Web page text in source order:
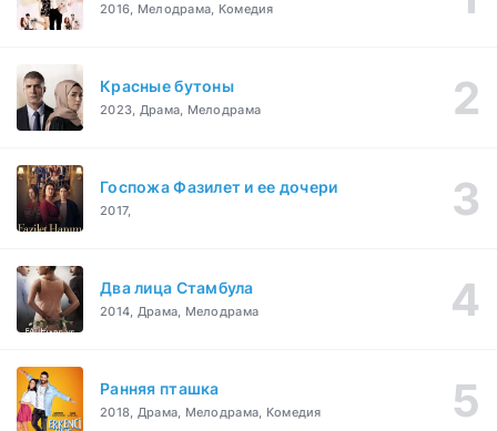
2016, Мелодрама, Комедия
Красные бутоны
2023, Драма, Мелодрама
Госпожа Фазилет и ее дочери
2017,
Два лица Стамбула
2014, Драма, Мелодрама
Ранняя пташка
2018, Драма, Мелодрама, Комедия